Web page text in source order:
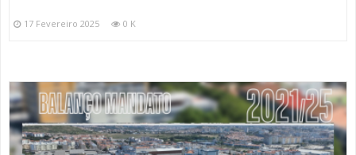
17 Fevereiro 2025 0 K